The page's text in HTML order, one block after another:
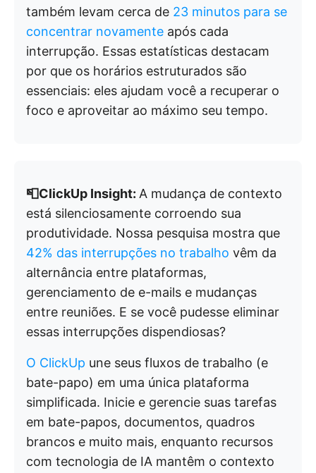
também levam cerca de 23 minutos para se
concentrar novamente após cada
interrupção. Essas estatísticas destacam
por que os horários estruturados são
essenciais: eles ajudam você a recuperar o
foco e aproveitar ao máximo seu tempo.
📮ClickUp Insight: A mudança de contexto
está silenciosamente corroendo sua
produtividade. Nossa pesquisa mostra que
42% das interrupções no trabalho vêm da
alternância entre plataformas,
gerenciamento de e-mails e mudanças
entre reuniões. E se você pudesse eliminar
essas interrupções dispendiosas?
O ClickUp une seus fluxos de trabalho (e
bate-papo) em uma única plataforma
simplificada. Inicie e gerencie suas tarefas
em bate-papos, documentos, quadros
brancos e muito mais, enquanto recursos
com tecnologia de IA mantêm o contexto